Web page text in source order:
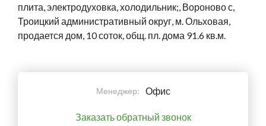
плита, электродуховка, холодильник;, Вороново с,
Троицкий административный округ, м. Ольховая,
продается дом, 10 соток, общ. пл. дома 91.6 кв.м.
Менеджер: Офис
Заказать обратный звонок